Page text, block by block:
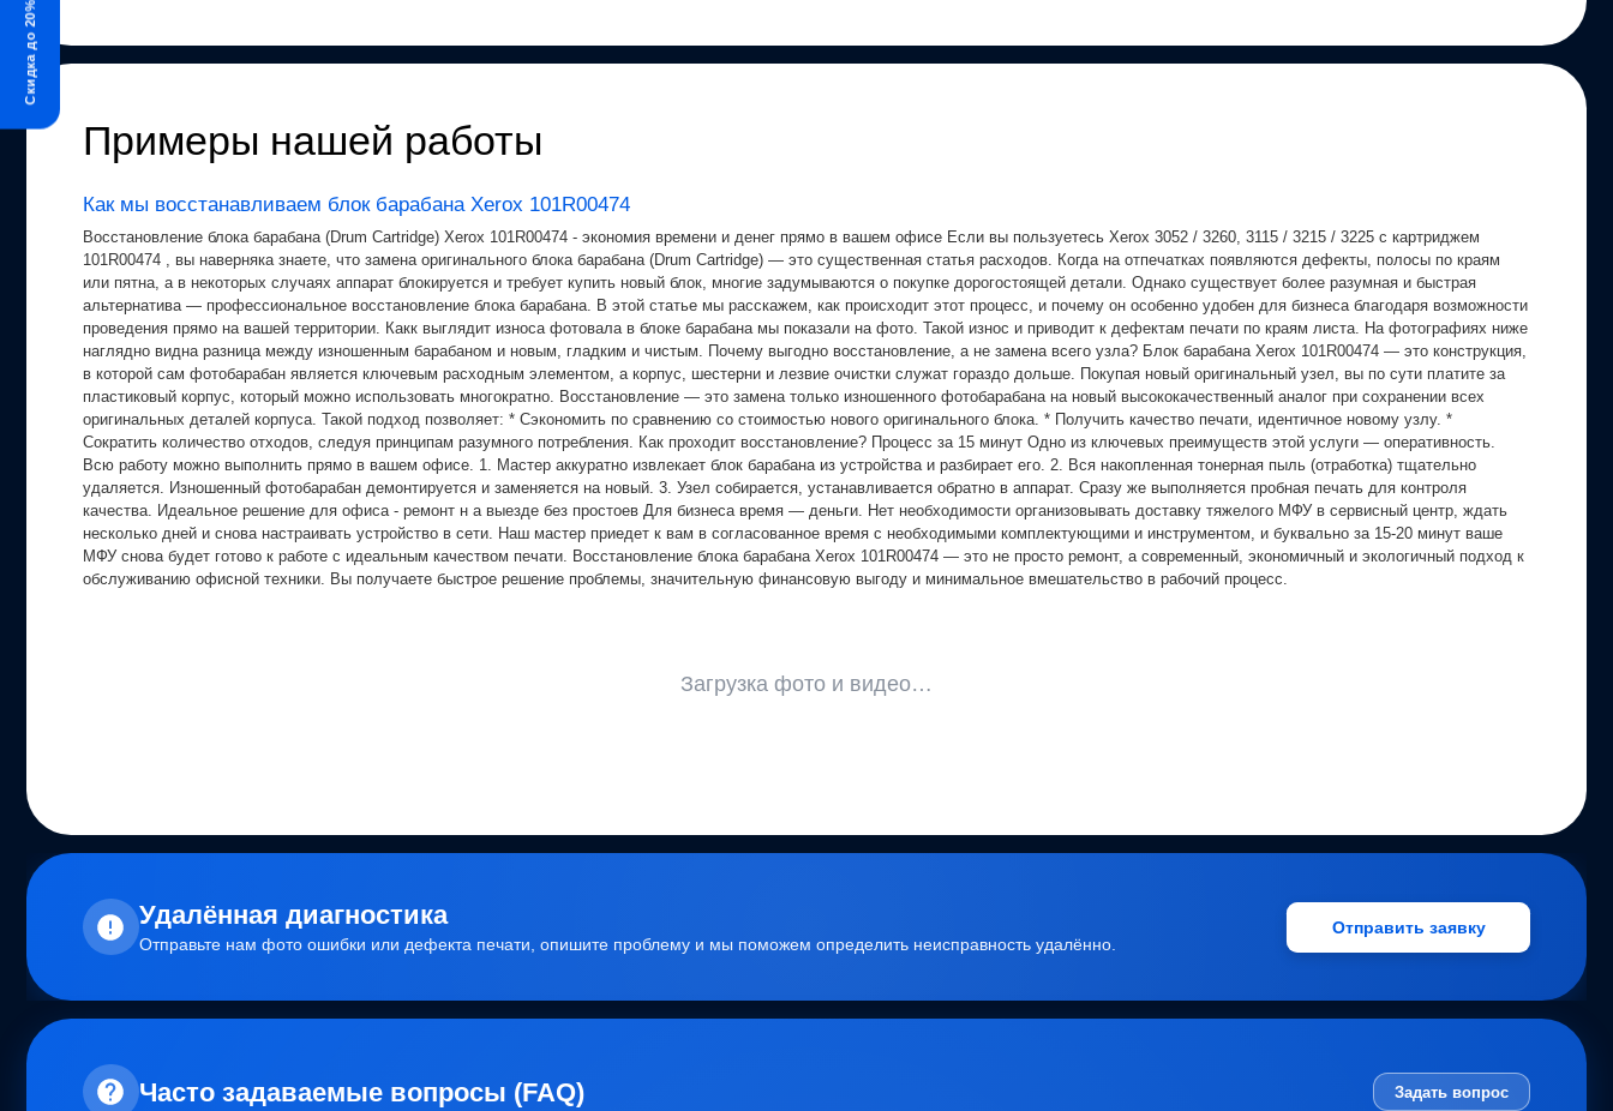
Скидка до 20%
Примеры нашей работы
Как мы восстанавливаем блок барабана Xerox 101R00474
Восстановление блока барабана (Drum Cartridge) Xerox 101R00474 - экономия времени и денег прямо в вашем офисе Если вы пользуетесь Xerox 3052 / 3260, 3115 / 3215 / 3225 с картриджем
101R00474 , вы наверняка знаете, что замена оригинального блока барабана (Drum Cartridge) — это существенная статья расходов. Когда на отпечатках появляются дефекты, полосы по краям
или пятна, а в некоторых случаях аппарат блокируется и требует купить новый блок, многие задумываются о покупке дорогостоящей детали. Однако существует более разумная и быстрая
альтернатива — профессиональное восстановление блока барабана. В этой статье мы расскажем, как происходит этот процесс, и почему он особенно удобен для бизнеса благодаря возможности
проведения прямо на вашей территории. Какк выглядит износа фотовала в блоке барабана мы показали на фото. Такой износ и приводит к дефектам печати по краям листа. На фотографиях ниже
наглядно видна разница между изношенным барабаном и новым, гладким и чистым. Почему выгодно восстановление, а не замена всего узла? Блок барабана Xerox 101R00474 — это конструкция,
в которой сам фотобарабан является ключевым расходным элементом, а корпус, шестерни и лезвие очистки служат гораздо дольше. Покупая новый оригинальный узел, вы по сути платите за
пластиковый корпус, который можно использовать многократно. Восстановление — это замена только изношенного фотобарабана на новый высококачественный аналог при сохранении всех
оригинальных деталей корпуса. Такой подход позволяет: * Сэкономить по сравнению со стоимостью нового оригинального блока. * Получить качество печати, идентичное новому узлу. *
Сократить количество отходов, следуя принципам разумного потребления. Как проходит восстановление? Процесс за 15 минут Одно из ключевых преимуществ этой услуги — оперативность.
Всю работу можно выполнить прямо в вашем офисе. 1. Мастер аккуратно извлекает блок барабана из устройства и разбирает его. 2. Вся накопленная тонерная пыль (отработка) тщательно
удаляется. Изношенный фотобарабан демонтируется и заменяется на новый. 3. Узел собирается, устанавливается обратно в аппарат. Сразу же выполняется пробная печать для контроля
качества. Идеальное решение для офиса - ремонт н а выезде без простоев Для бизнеса время — деньги. Нет необходимости организовывать доставку тяжелого МФУ в сервисный центр, ждать
несколько дней и снова настраивать устройство в сети. Наш мастер приедет к вам в согласованное время с необходимыми комплектующими и инструментом, и буквально за 15-20 минут ваше
МФУ снова будет готово к работе с идеальным качеством печати. Восстановление блока барабана Xerox 101R00474 — это не просто ремонт, а современный, экономичный и экологичный подход к
обслуживанию офисной техники. Вы получаете быстрое решение проблемы, значительную финансовую выгоду и минимальное вмешательство в рабочий процесс.
Загрузка фото и видео…
Удалённая диагностика
Отправьте нам фото ошибки или дефекта печати, опишите проблему и мы поможем определить неисправность удалённо.
Отправить заявку
Часто задаваемые вопросы (FAQ) Задать вопрос